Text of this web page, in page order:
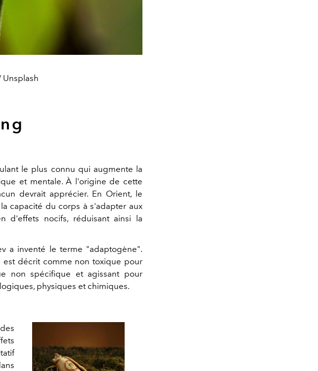
Unsplash
le plus connu qui augmente la
et mentale. À l'origine de cette
devrait apprécier. En Orient, le
capacité du corps à s'adapter aux
d'effets nocifs, réduisant ainsi la
a inventé le terme "adaptogène".
est décrit comme non toxique pour
non spécifique et agissant pour
physiques et chimiques.